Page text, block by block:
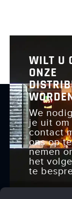
WILT U
ONZE
We
je uit om
contact
ons op te
nemen
het
te